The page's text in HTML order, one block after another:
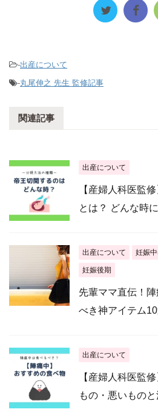
-出産について
-丸尾伸之 先生 監修記事
関連記事
出産について
【産婦人科医監
とは？ どんな時
出産について 妊娠
妊娠後期
先輩ママ直伝！
べき神アイテム
出産について
【産婦人科医監
もの・悪いもの